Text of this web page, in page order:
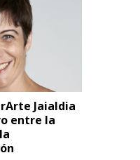
Jaialdia
entre la